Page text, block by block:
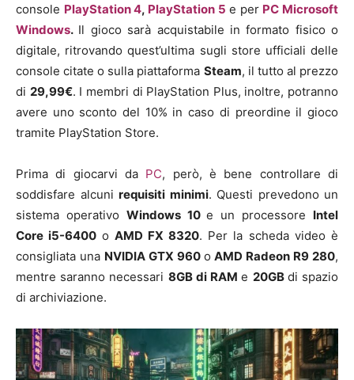
console PlayStation 4, PlayStation 5 e per PC Microsoft
Windows. Il gioco sarà acquistabile in formato fisico o
digitale, ritrovando quest’ultima sugli store ufficiali delle
console citate o sulla piattaforma Steam, il tutto al prezzo
di 29,99€. I membri di PlayStation Plus, inoltre, potranno
avere uno sconto del 10% in caso di preordine il gioco
tramite PlayStation Store.
Prima di giocarvi da PC, però, è bene controllare di
soddisfare alcuni requisiti minimi. Questi prevedono un
sistema operativo Windows 10e un processore Intel
Core i5-6400 o AMD FX 8320. Per la scheda video è
consigliata una NVIDIA GTX 960o AMD Radeon R9 280,
mentre saranno necessari 8GB di RAMe 20GB di spazio
di archiviazione.